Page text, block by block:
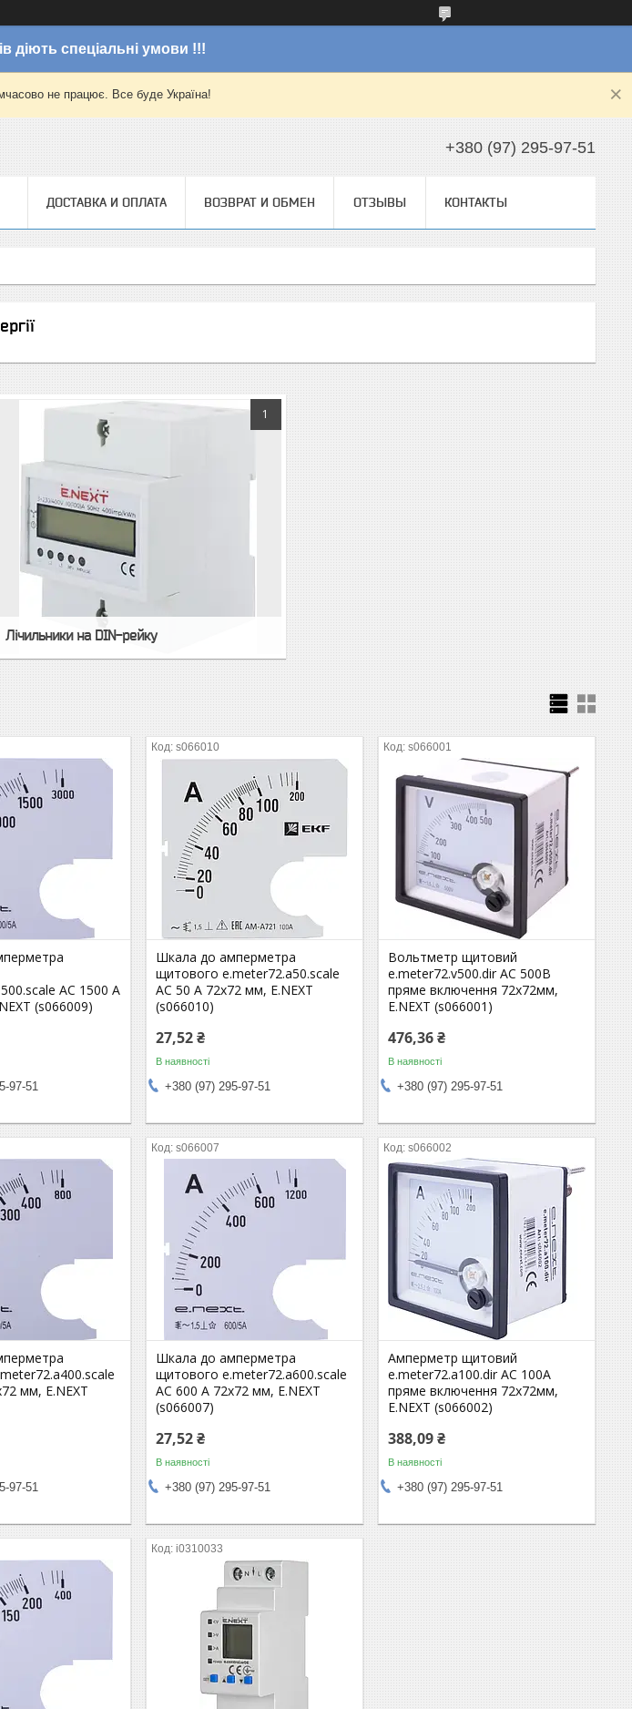
діють спеціальні умови !!!
не працює. Все буде Україна!
+380 (97) 295-97-51
ДОСТАВКА И ОПЛАТА ВОЗВРАТ И ОБМЕН ОТЗЫВЫ КОНТАКТЫ
1
Лічильники на DIN-рейку
АС 1500 А
(s066009)
97-51
s066010
Шкала до амперметра
щитового e.meter72.a50.scale
АС 50 А 72х72 мм, E.NEXT
(s066010)
27,52 ₴
В наявності
+380 (97) 295-97-51
s066001
Вольтметр щитовий
e.meter72.v500.dir АС 500В
пряме включення 72х72мм,
E.NEXT (s066001)
476,36 ₴
В наявності
+380 (97) 295-97-51
мм, E.NEXT
97-51
s066007
Шкала до амперметра
щитового e.meter72.a600.scale
АС 600 А 72х72 мм, E.NEXT
(s066007)
27,52 ₴
В наявності
+380 (97) 295-97-51
s066002
Амперметр щитовий
e.meter72.a100.dir АС 100A
пряме включення 72х72мм,
E.NEXT (s066002)
388,09 ₴
В наявності
+380 (97) 295-97-51
i0310033